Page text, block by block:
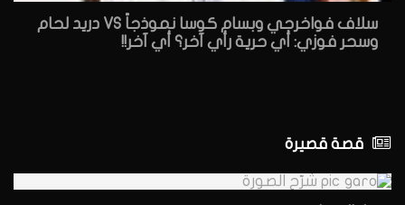
سلاف فواخرجي وبسام كوسا نموذجاً VS دريد لحام
وسحر فوزي: أي حرية رأي آخر؟ أي آخر!!
قصة قصيرة